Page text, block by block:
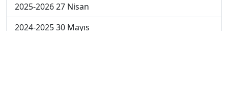
2025-2026 27 Nisan
2024-2025 30 Mayıs